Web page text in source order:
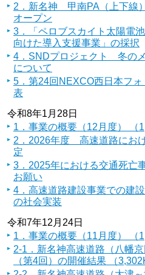
2．新名神 甲南PA（上下線
オープン
3．「ペロブスカイト太陽電
向けた導入支援事業」の採択
4．SNDプロジェクト 冬の
について
5．第24回NEXCO西日本フ
表
令和8年1月28日
1．事業の概要（12月度） （
2．2026年度 高速道路にお
定
3．2025年における交通死亡
お願い
4．高速道路建設事業での建
の社会実装
令和7年12月24日
1．事業の概要（11月度） （
2-1．新名神高速道路（八幡
（第4回）の開催結果 （